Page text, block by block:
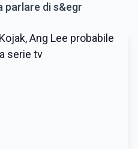
parlare di s&egr